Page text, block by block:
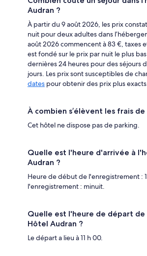
Audran ?
À partir du 9 août 2026, les prix
nuit pour deux adultes dans
août 2026 commencent à 83 €, taxes
est fondé sur le prix par nuit le plus
dernières 24 heures pour des séjours
jours. Les prix sont susceptibles de
dates pour obtenir des prix plus
À combien s’élèvent les frais de
Cet hôtel ne dispose pas de parking.
Quelle est l'heure d'arrivée à
Audran ?
Heure de début de l'enregistrement :
l'enregistrement : minuit.
Quelle est l'heure de départ
Hôtel Audran ?
Le départ a lieu à 11 h 00.